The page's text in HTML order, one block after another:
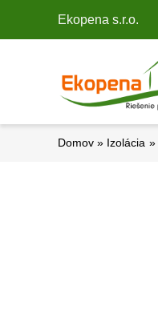
Ekopena s.r.o.
Domov Izolácia